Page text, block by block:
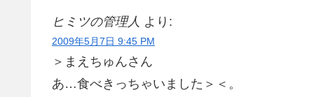
ヒミツの管理人 より:
2009年5月7日 9:45 PM
＞まえちゅんさん
あ…食べきっちゃいました＞＜。